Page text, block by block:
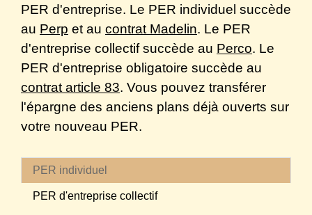
PER d'entreprise. Le PER individuel succède
au Perp et au contrat Madelin. Le PER
d'entreprise collectif succède au Perco. Le
PER d'entreprise obligatoire succède au
contrat article 83. Vous pouvez transférer
l'épargne des anciens plans déjà ouverts sur
votre nouveau PER.
PER individuel
PER d'entreprise collectif